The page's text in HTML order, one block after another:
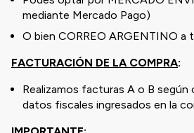
mediante Mercado Pago)
O bien CORREO ARGENTINO a
FACTURACIÓN DE LA COMPRA:
Realizamos facturas A o B según
datos fiscales ingresados en la